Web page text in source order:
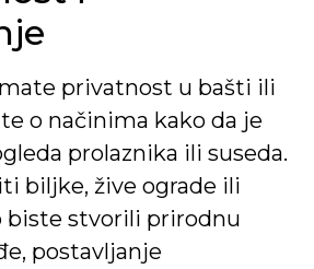
privatnost u bašti ili
o načinima kako da je
prolaznika ili suseda.
biljke, žive ograde ili
biste stvorili prirodnu
postavljanje